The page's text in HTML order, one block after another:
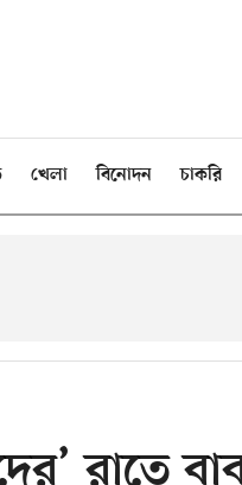
খেলা বিনোদন চাকরি
রাতে